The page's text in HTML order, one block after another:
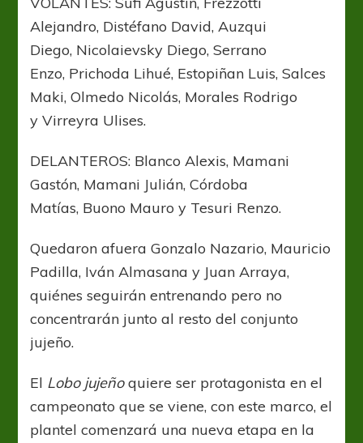
Alejandro, Distéfano David, Auzqui
Diego, Nicolaievsky Diego, Serrano
Enzo, Prichoda Lihué, Estopiñan Luis, Salces
Maki, Olmedo Nicolás, Morales Rodrigo
y Virreyra Ulises.
DELANTEROS: Blanco Alexis, Mamani
Gastón, Mamani Julián, Córdoba
Matías, Buono Mauro y Tesuri Renzo.
Quedaron afuera Gonzalo Nazario, Mauricio
Padilla, Iván Almasana y Juan Arraya,
quiénes seguirán entrenando pero no
concentrarán junto al resto del conjunto
jujeño.
El Lobo jujeñoquiere ser protagonista en el
campeonato que se viene, con este marco, el
plantel comenzará una nueva etapa en la